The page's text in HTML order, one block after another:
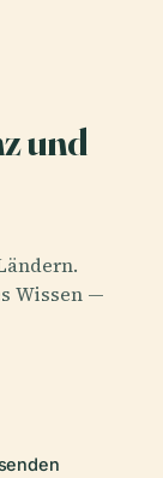
und
Wissen —